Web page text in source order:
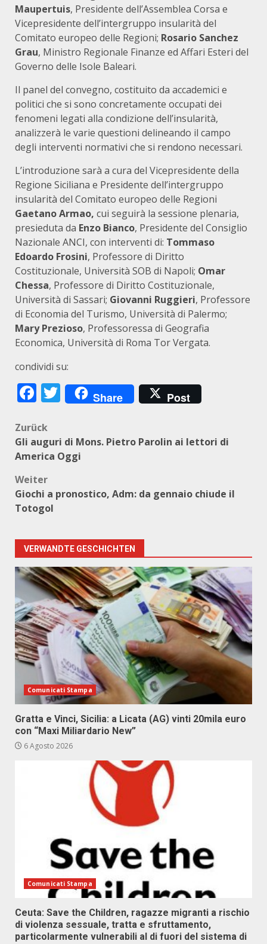
Maupertuis, Presidente dell’Assemblea Corsa e
Vicepresidente dell’intergruppo insularità del
Comitato europeo delle Regioni; Rosario Sanchez
Grau, Ministro Regionale Finanze ed Affari Esteri del
Governo delle Isole Baleari.
Il panel del convegno, costituito da accademici e
politici che si sono concretamente occupati dei
fenomeni legati alla condizione dell’insularità,
analizzerà le varie questioni delineando il campo
degli interventi normativi che si rendono necessari.
L’introduzione sarà a cura del Vicepresidente della
Regione Siciliana e Presidente dell’intergruppo
insularità del Comitato europeo delle Regioni
Gaetano Armao, cui seguirà la sessione plenaria,
presieduta da Enzo Bianco, Presidente del Consiglio
Nazionale ANCI, con interventi di: Tommaso
Edoardo Frosini, Professore di Diritto
Costituzionale, Università SOB di Napoli; Omar
Chessa, Professore di Diritto Costituzionale,
Università di Sassari; Giovanni Ruggieri, Professore
di Economia del Turismo, Università di Palermo;
Mary Prezioso, Professoressa di Geografia
Economica, Università di Roma Tor Vergata.
condividi su:
Facebook
Twitter
Share Post
Beitragsnavigation
Zurück
Gli auguri di Mons. Pietro Parolin ai lettori di
America Oggi
Weiter
Giochi a pronostico, Adm: da gennaio chiude il
Totogol
VERWANDTE GESCHICHTEN
Comunicati Stampa
Gratta e Vinci, Sicilia: a Licata (AG) vinti 20mila euro
con “Maxi Miliardario New”
6 Agosto 2026
Comunicati Stampa
Ceuta: Save the Children, ragazze migranti a rischio
di violenza sessuale, tratta e sfruttamento,
particolarmente vulnerabili al di fuori del sistema di